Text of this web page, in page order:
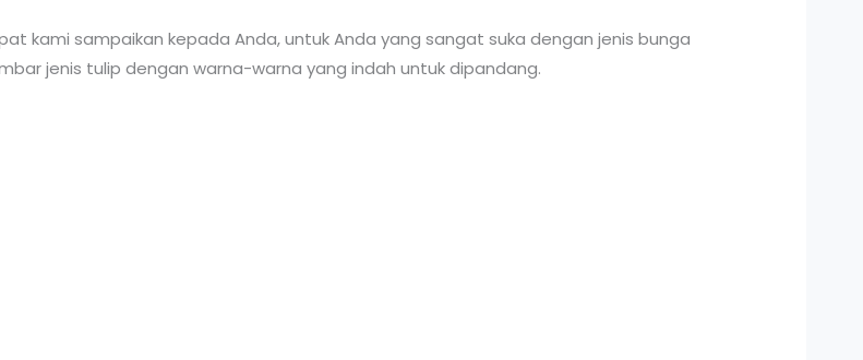
kami sampaikan kepada Anda, untuk Anda yang sangat suka dengan jenis bunga
jenis tulip dengan warna-warna yang indah untuk dipandang.